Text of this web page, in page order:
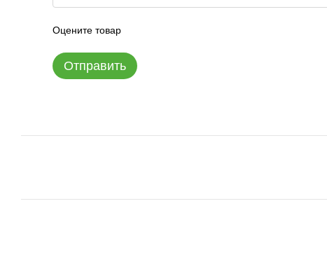
Оцените товар
Отправить